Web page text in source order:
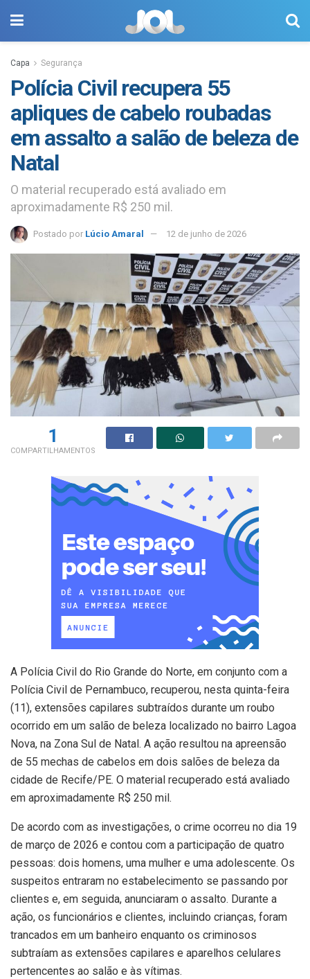
Capa Segurança
Polícia Civil recupera 55
apliques de cabelo roubadas
em assalto a salão de beleza de
Natal
O material recuperado está avaliado em
aproximadamente R$ 250 mil.
Postado por Lúcio Amaral 12 de junho de 2026
1
COMPARTILHAMENTOS
A Polícia Civil do Rio Grande do Norte, em conjunto com a
Polícia Civil de Pernambuco, recuperou, nesta quinta-feira
(11), extensões capilares subtraídos durante um roubo
ocorrido em um salão de beleza localizado no bairro Lagoa
Nova, na Zona Sul de Natal. A ação resultou na apreensão
de 55 mechas de cabelos em dois salões de beleza da
cidade de Recife/PE. O material recuperado está avaliado
em aproximadamente R$ 250 mil.
De acordo com as investigações, o crime ocorreu no dia 19
de março de 2026 e contou com a participação de quatro
pessoas: dois homens, uma mulher e uma adolescente. Os
suspeitos entraram no estabelecimento se passando por
clientes e, em seguida, anunciaram o assalto. Durante a
ação, os funcionários e clientes, incluindo crianças, foram
trancados em um banheiro enquanto os criminosos
subtraíam as extensões capilares e aparelhos celulares
pertencentes ao salão e às vítimas.